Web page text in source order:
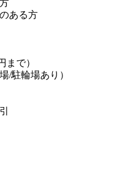
ある方
まで）
/駐輪場あり）